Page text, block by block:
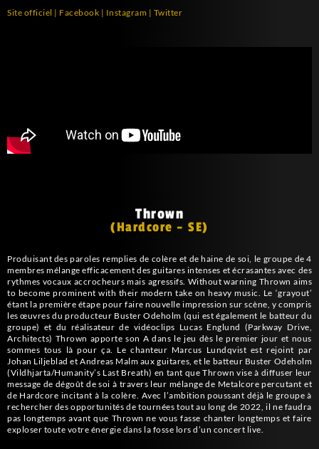
Site officiel | Facebook | Instagram | Twitter
Thrown
(Hardcore – SE)
Produisant des paroles remplies de colère et de haine de soi, le groupe de 4
membres mélange efficacement des guitares intenses et écrasantes avec des
rythmes vocaux accrocheurs mais agressifs. Without warning Thrown aims
to become prominent with their modern take on heavy music. Le ‘grayout’
étant la première étape pour faire nouvelle impression sur scène, y compris
les œuvres du producteur Buster Odeholm (qui est également le batteur du
groupe) et du réalisateur de vidéoclips Lucas Englund (Parkway Drive,
Architects) Thrown apporte son A dans le jeu dès le premier jour et nous
sommes tous là pour ça. Le chanteur Marcus Lundqvist est rejoint par
Johan Liljeblad et Andreas Malm aux guitares, et le batteur Buster Odeholm
(Vildhjarta/Humanity’s Last Breath) en tant que Thrown vise à diffuser leur
message de dégoût de soi à travers leur mélange de Metalcore percutant et
de Hardcore incitant à la colère. Avec l’ambition poussant déjà le groupe à
rechercher des opportunités de tournées tout au long de 2022, il ne faudra
pas longtemps avant que Thrown ne vous fasse chanter longtemps et faire
exploser toute votre énergie dans la fosse lors d’un concert live.